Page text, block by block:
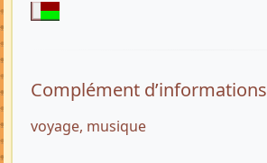
Complément d’informations
voyage, musique